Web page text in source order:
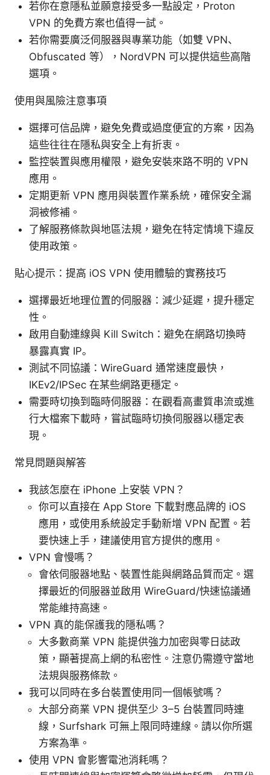
若你在意隱私並願意接受多一點設定，Proton
VPN 的免費方案也值得一試。
若你需要廣泛伺服器與專業功能（如雙 VPN、
Obfuscated 等），NordVPN 可以提供這些高階
選項。
使用與風險注意事項
選擇可信品牌，避免免費或過度便宜的方案，因為
這些往往在隱私與安全上有折衷。
監控裝置與應用權限，避免安裝來路不明的 VPN
應用。
定期更新 VPN 應用與裝置作業系統，確保安全漏
洞被修補。
了解服務條款與地區法規，避免在特定情境下違反
使用政策。
貼心提示：提高 iOS VPN 使用體驗的實務技巧
選擇最近地理位置的伺服器：減少延遲，提升穩定
性。
啟用自動連線與 Kill Switch：避免在網路切換時
暴露真實 IP。
測試不同協議：WireGuard 通常速度最快，
IKEv2/IPSec 在某些網路更穩定。
需要時切換到臨時伺服器：在觀看高畫質串流或進
行大檔案下載時，嘗試臨時切換伺服器以穩定表
現。
常見問題與解答
我該怎麼在 iPhone 上安裝 VPN？
你可以直接在 App Store 下載對應品牌的 iOS
應用，或使用系統設定手動新增 VPN 配置。若
要快速上手，建議使用官方提供的應用。
VPN 會慢嗎？
會依伺服器地點、裝置性能與網路品質而定。選
擇最近的伺服器並啟用 WireGuard/快速協議通
常能維持高速。
VPN 真的能保護我的隱私嗎？
大多數商業 VPN 能提供強力加密與零日誌政
策，顯著提高上網的私密性。注意仍需遵守當地
法規與服務條款。
我可以同時在多台裝置使用同一個帳號嗎？
大部分商業 VPN 提供至少 3–5 台裝置同時連
線，Surfshark 可無上限同時連線。請以你所選
方案為準。
使用 VPN 會影響電池消耗嗎？